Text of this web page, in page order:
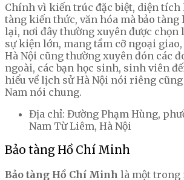
Chính vì kiến trúc đặc biệt, diện tích
tàng kiến thức, văn hóa mà bảo
lại, nơi đây thường xuyên được chọn
sự kiện lớn, mang tầm cỡ ngoại giao,
Hà Nội cũng thường xuyên đón các
ngoài, các bạn học sinh, sinh viên
hiểu về lịch sử Hà Nội nói riêng
Nam nói chung.
Địa chỉ: Đường Phạm Hùng,
Nam Từ Liêm, Hà Nội
Bảo tàng Hồ Chí Minh
Bảo tàng Hồ Chí Minh là một trong